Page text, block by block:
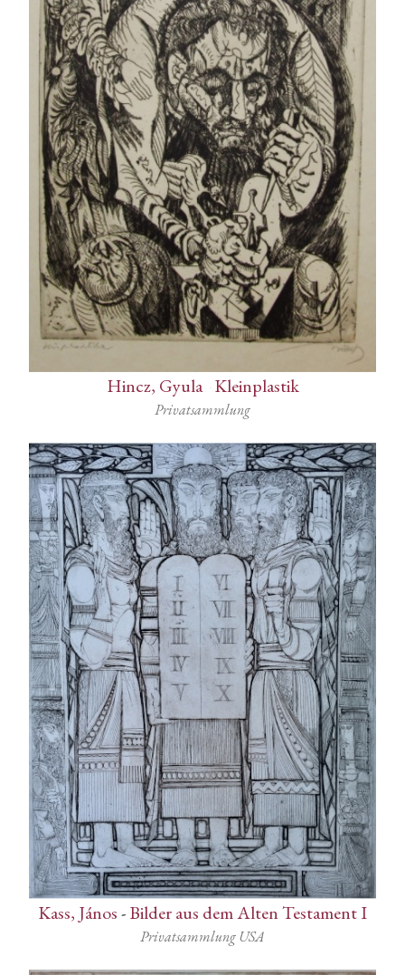
Hincz, Gyula-Kleinplastik
Privatsammlung
Kass, János-Bilder aus dem Alten Testament I
Privatsammlung USA